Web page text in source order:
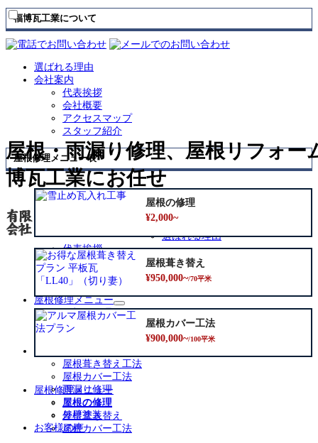
屋根・雨漏り修理、屋根リフォー
博瓦工業にお任せ
トップ
会社案内
ュ
ー
を
展
開
選ばれる理由
代表挨拶
会社概要
アクセスマップ
スタッフ紹介
屋根修理メニュー
サ
ブ
ュ
ー
開
屋根の修理
屋根葺き替え
サ
ブ
メ
ニ
ュ
ー
を
屋根葺き替え工法
屋根カバー工法
雨漏り修理
屋根の修理
外壁塗装
お客様の声
福博瓦工業について
選ばれる理由
会社案内
代表挨拶
会社概要
アクセスマップ
スタッフ紹介
屋根修理メニュー表
屋根の修理
¥2,000~
屋根葺き替え
¥950,000~/70平米
屋根カバー工法
¥900,000~/100平米
屋根修理メニュー
屋根の修理
屋根葺き替え
屋根カバー工法